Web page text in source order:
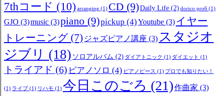
7thコード (10) arranging (1) CD (9)Daily Life (2) dorico pro6 (1)
GJO (3)music (3)piano (9)pickup (4)Youtube (3) イヤー
トレーニング (7) ジャズピアノ講座 (3) スタジオ
ジブリ (18) ソロアルバム (2) ダイアトニック (1) ダイエット (1)
トライアド (6) ピアノソロ (4) ピアノピース (1) プロでも知りたい！
(1) ライブ (1) リハモ (1)今日このごろ (21)作曲家 (3)